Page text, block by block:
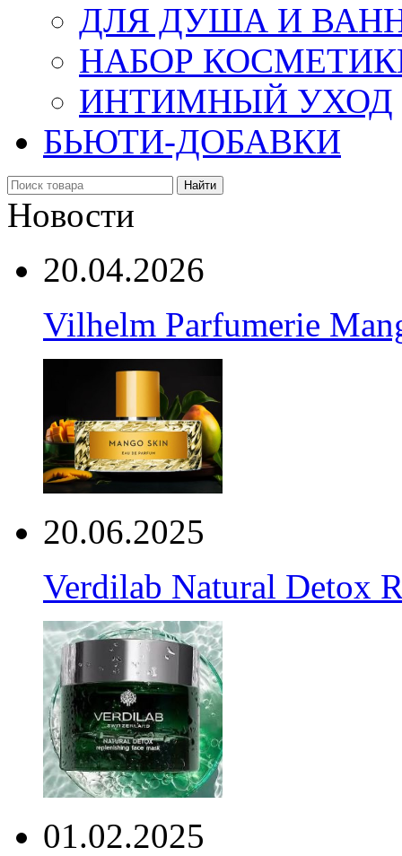
ДЛЯ ДУША И
НАБОР
ИНТИМНЫЙ УХОД
БЬЮТИ-ДОБАВКИ
Найти
Новости
20.04.2026
Vilhelm Parfumerie
20.06.2025
Verdilab Natural Detox
01.02.2025